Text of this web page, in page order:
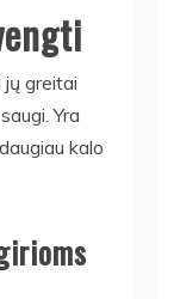
jų greitai
Yra
kalo